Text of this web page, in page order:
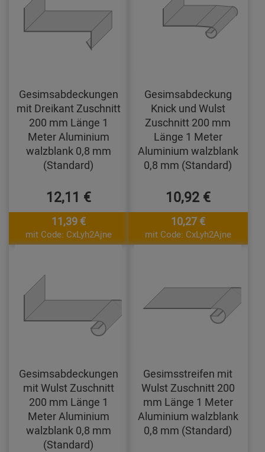
Gesimsabdeckungen
mit Dreikant Zuschnitt
200 mm Länge 1
Meter Aluminium
walzblank 0,8 mm
(Standard)
12,11 €
11,39 €
mit Code: CxLyh2Ajne
Gesimsabdeckung
Knick und Wulst
Zuschnitt 200 mm
Länge 1 Meter
Aluminium walzblank
0,8 mm (Standard)
10,92 €
10,27 €
mit Code: CxLyh2Ajne
Gesimsabdeckungen
mit Wulst Zuschnitt
200 mm Länge 1
Meter Aluminium
walzblank 0,8 mm
(Standard)
Gesimsstreifen mit
Wulst Zuschnitt 200
mm Länge 1 Meter
Aluminium walzblank
0,8 mm (Standard)